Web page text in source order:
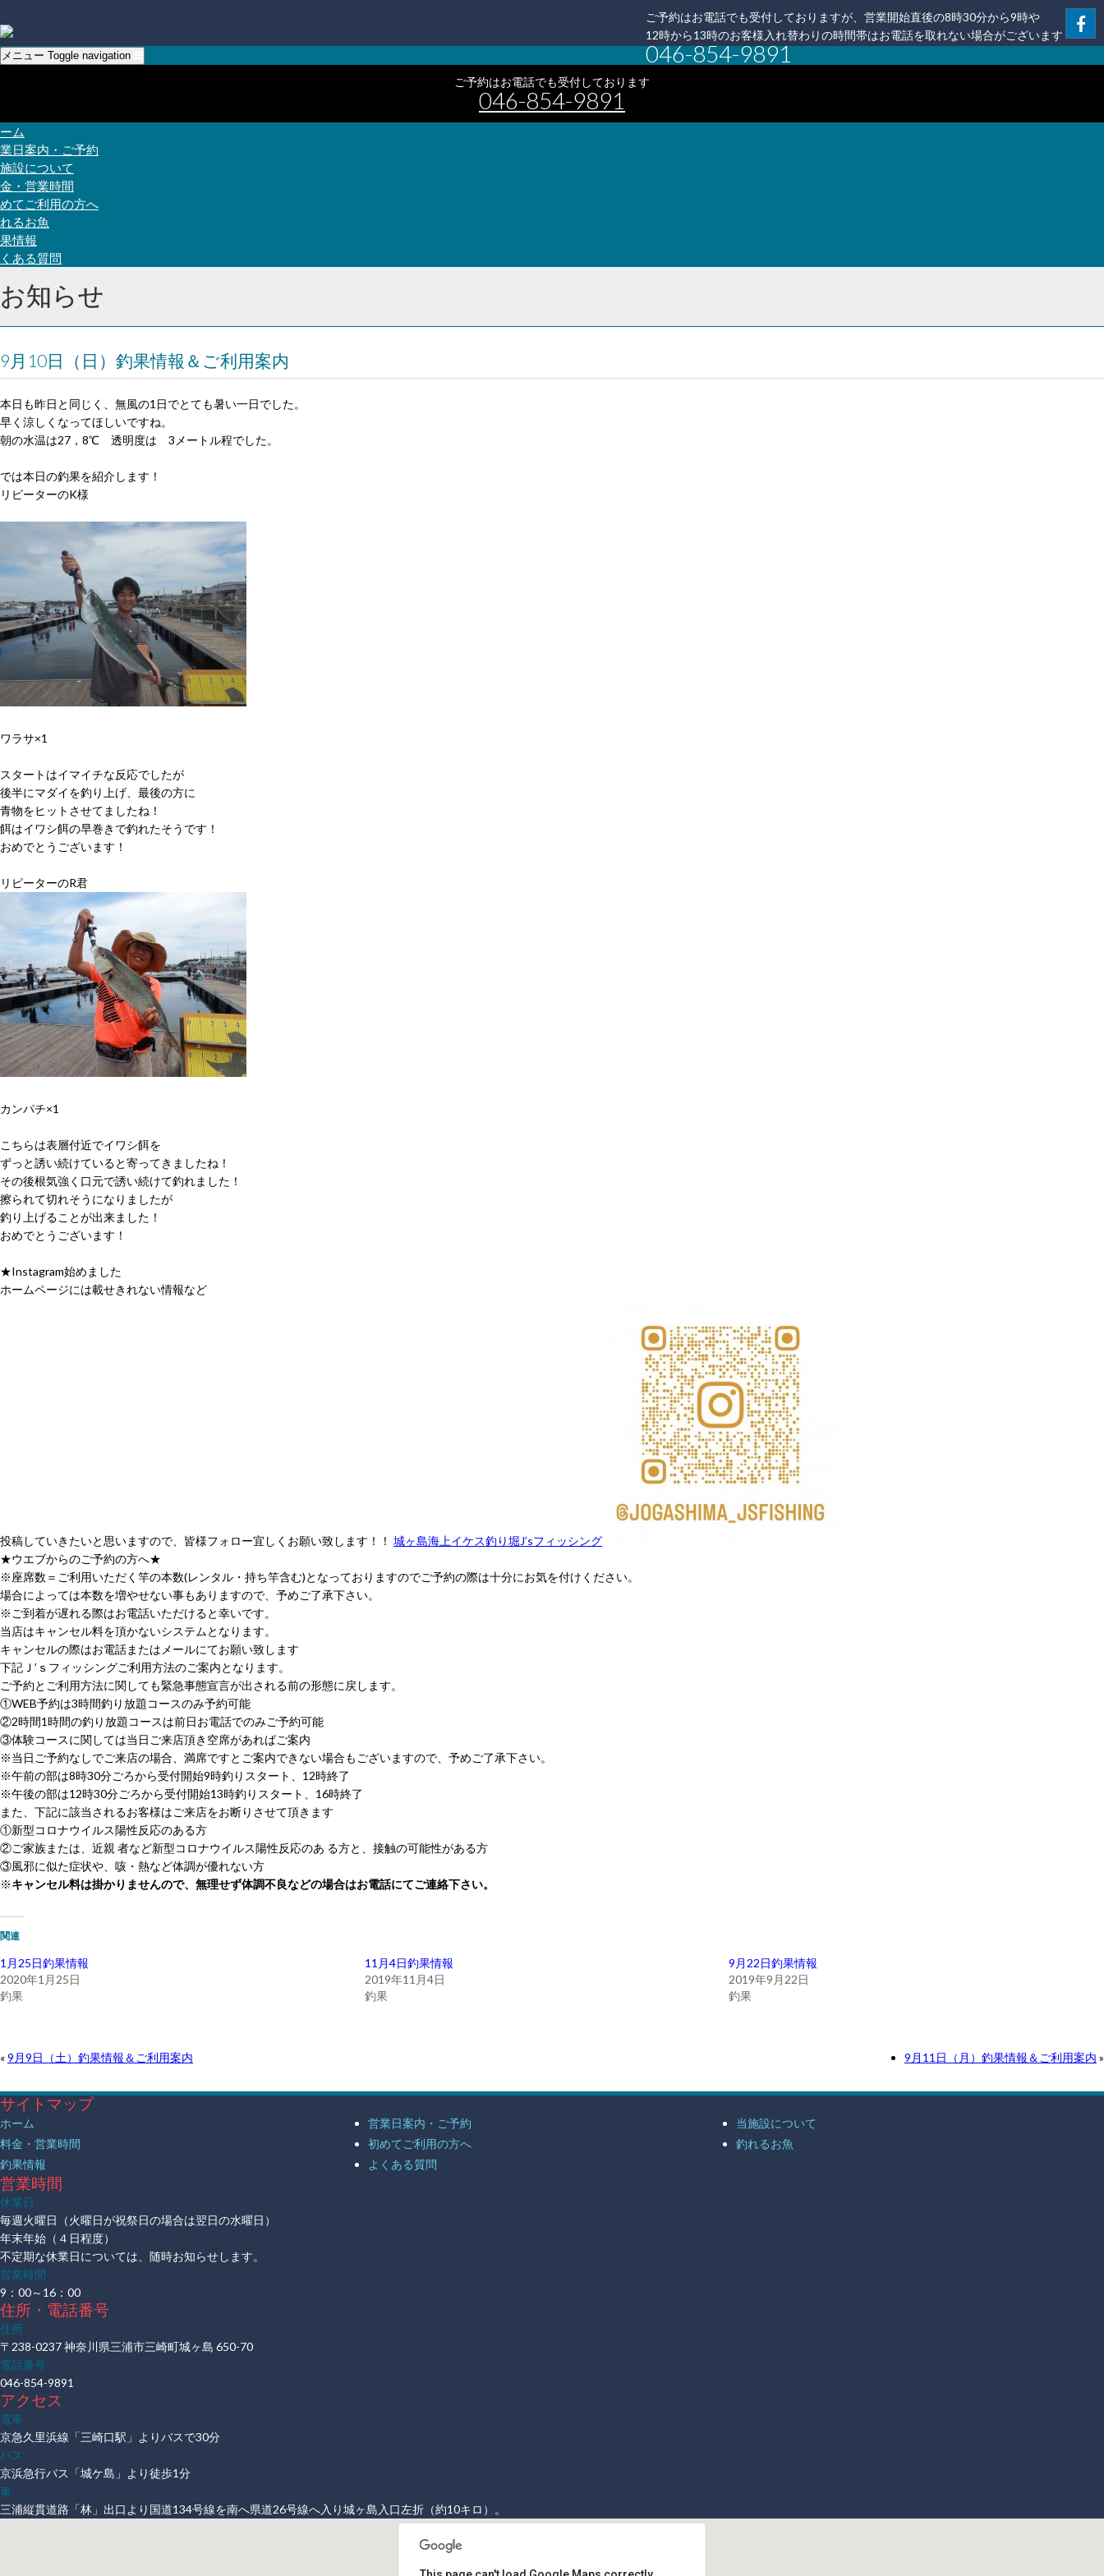
ご予約はお電話でも受付しておりますが、営業開始直後の8時30分から9時や
12時から13時のお客様入れ替わりの時間帯はお電話を取れない場合がございます
046-854-9891
メニュー Toggle navigation
ご予約はお電話でも受付しております
046-854-9891
ム
日案内・ご予約
設について
・営業時間
てご利用の方へ
るお魚
情報
ある質問
お知らせ
9月10日（日）釣果情報＆ご利用案内
本日も昨日と同じく、無風の1日でとても暑い一日でした。
早く涼しくなってほしいですね。
朝の水温は27，8℃ 透明度は 3メートル程でした。
では本日の釣果を紹介します！
リピーターのK様
ワラサ×1
スタートはイマイチな反応でしたが
後半にマダイを釣り上げ、最後の方に
青物をヒットさせてましたね！
餌はイワシ餌の早巻きで釣れたそうです！
おめでとうございます！
リピーターのR君
カンパチ×1
こちらは表層付近でイワシ餌を
ずっと誘い続けていると寄ってきましたね！
その後根気強く口元で誘い続けて釣れました！
擦られて切れそうになりましたが
釣り上げることが出来ました！
おめでとうございます！
★Instagram始めました
ホームページには載せきれない情報など
投稿していきたいと思いますので、皆様フォロー宜しくお願い致します！！ 城ヶ島海上イケス釣り堀J’sフィッシング
★ウエブからのご予約の方へ★
※座席数＝ご利用いただく竿の本数(レンタル・持ち竿含む)となっておりますのでご予約の際は十分にお気を付けください。
場合によっては本数を増やせない事もありますので、予めご了承下さい。
※ご到着が遅れる際はお電話いただけると幸いです。
当店はキャンセル料を頂かないシステムとなります。
キャンセルの際はお電話またはメールにてお願い致します
下記Ｊ’ｓフィッシングご利用方法のご案内となります。
ご予約とご利用方法に関しても緊急事態宣言が出される前の形態に戻します。
①WEB予約は3時間釣り放題コースのみ予約可能
②2時間1時間の釣り放題コースは前日お電話でのみご予約可能
③体験コースに関しては当日ご来店頂き空席があればご案内
※当日ご予約なしでご来店の場合、満席ですとご案内できない場合もございますので、予めご了承下さい。
※午前の部は8時30分ごろから受付開始9時釣りスタート、12時終了
※午後の部は12時30分ごろから受付開始13時釣りスタート、16時終了
また、下記に該当されるお客様はご来店をお断りさせて頂きます
①新型コロナウイルス陽性反応のある方
②ご家族または、 近親 者など新型コロナウイルス陽性反応のあ る方と、 接触の可能性がある方
③風邪に似た症状や、咳・熱など体調が優れない方
※キャンセル料は掛かりませんので、無理せず体調不良などの場合はお電話にてご連絡下さい。
関連
1月25日釣果情報
2020年1月25日
釣果
11月4日釣果情報
2019年11月4日
釣果
9月22日釣果情報
2019年9月22日
釣果
«9月9日（土）釣果情報＆ご利用案内 9月11日（月）釣果情報＆ご利用案内 »
サイトマップ
ホーム 営業日案内・ご予約
当施設について
料金・営業時間
初めてご利用の方へ
釣れるお魚
釣果情報
よくある質問
営業時間
休業日
毎週火曜日（火曜日が祝祭日の場合は翌日の水曜日）
年末年始（４日程度）
不定期な休業日については、随時お知らせします。
営業時間
9：00～16：00
住所・電話番号
住所
〒238-0237 神奈川県三浦市三崎町城ヶ島 650-70
電話番号
046-854-9891
アクセス
電車
京急久里浜線「三崎口駅」よりバスで30分
バス
京浜急行バス「城ケ島」より徒歩1分
車
三浦縦貫道路「林」出口より国道134号線を南へ県道26号線へ入り城ヶ島入口左折（約10キロ）。